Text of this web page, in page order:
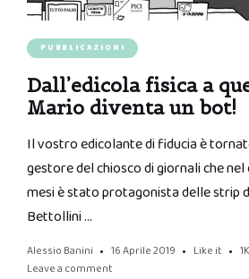
PUBBLICAZIONI
Dall’edicola fisica a
Mario diventa un bot!
Il vostro edicolante di fiducia è
gestore del chiosco di giornali che
mesi è stato protagonista delle strip
Bettollini …
Alessio Banini 16 Aprile 2019 Like it 1K
Leave a comment